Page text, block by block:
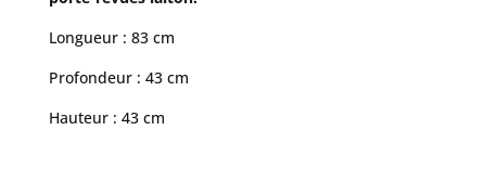
Longueur : 83 cm
Profondeur : 43 cm
Hauteur : 43 cm